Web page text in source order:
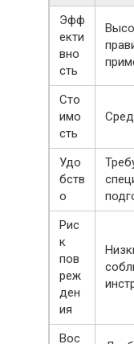
Эфф
екти
вно
сть
Сто
имо
сть
Удо
бств
о
Рис
к
пов
реж
ден
ия
Вос